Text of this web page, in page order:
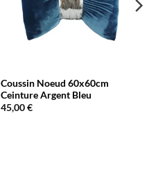
Coussin Noeud 60x60cm
Ceinture Argent Bleu
45,00€